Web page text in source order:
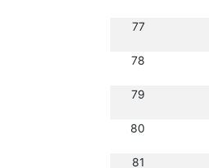
77
78
79
80
81